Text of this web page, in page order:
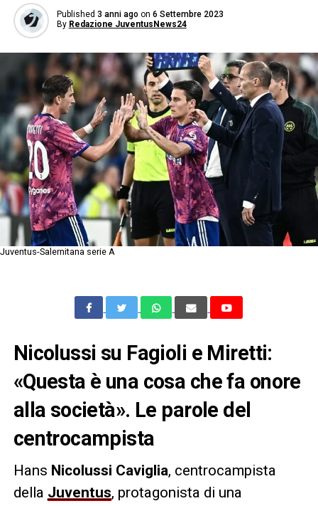
Published 3 anni ago on 6 Settembre 2023
By Redazione JuventusNews24
Juventus-Salernitana serie A
Nicolussi su Fagioli e Miretti:
«Questa è una cosa che fa onore
alla società». Le parole del
centrocampista
Hans Nicolussi Caviglia, centrocampista
della Juventus, protagonista di una